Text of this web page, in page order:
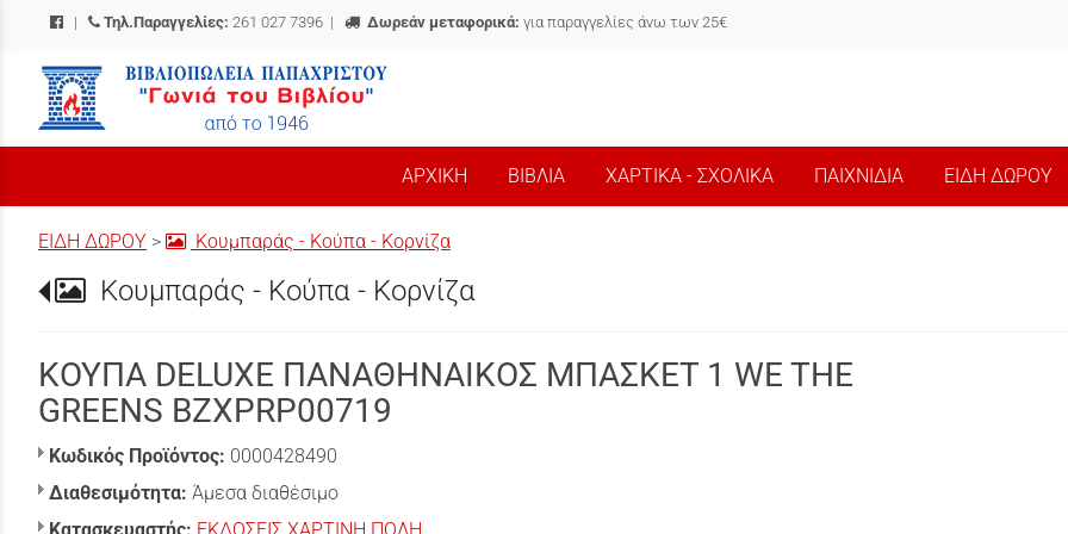
| Τηλ.Παραγγελίες: 261 027 7396 | Δωρεάν μεταφορικά: για παραγγελίες άνω των 25€
/
ΑΡΧΙΚΗ ΒΙΒΛΙΑ ΧΑΡΤΙΚΑ - ΣΧΟΛΙΚΑ ΠΑΙΧΝΙΔΙΑ ΕΙΔΗ ΔΩΡΟΥ
ΕΙΔΗ ΔΩΡΟΥ > Κουμπαράς - Κούπα - Κορνίζα
Κουμπαράς - Κούπα - Κορνίζα
ΚΟΥΠΑ DELUXE ΠΑΝΑΘΗΝΑΙΚΟΣ ΜΠΑΣΚΕΤ 1 WE THE
GREENS BZXPRP00719
Κωδικός Προϊόντος: 0000428490
Διαθεσιμότητα: Άμεσα διαθέσιμο